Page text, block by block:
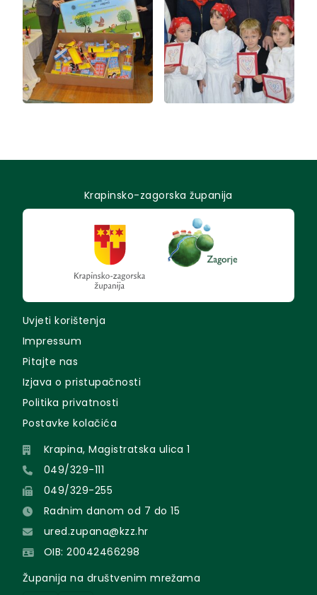
Krapinsko-zagorska županija
Uvjeti korištenja
Impressum
Pitajte nas
Izjava o pristupačnosti
Politika privatnosti
Postavke kolačića
Krapina, Magistratska ulica 1
049/329-111
049/329-255
Radnim danom od 7 do 15
ured.zupana@kzz.hr
OIB: 20042466298
Županija na društvenim mrežama